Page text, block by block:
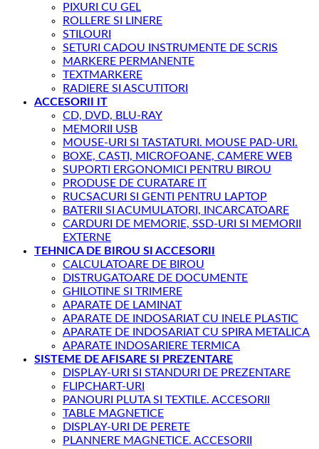
PIXURI CU GEL
ROLLERE SI LINERE
STILOURI
SETURI CADOU INSTRUMENTE DE SCRIS
MARKERE PERMANENTE
TEXTMARKERE
RADIERE SI ASCUTITORI
ACCESORII IT
CD, DVD, BLU-RAY
MEMORII USB
MOUSE-URI SI TASTATURI. MOUSE PAD-URI.
BOXE, CASTI, MICROFOANE, CAMERE WEB
SUPORTI ERGONOMICI PENTRU BIROU
PRODUSE DE CURATARE IT
RUCSACURI SI GENTI PENTRU LAPTOP
BATERII SI ACUMULATORI, INCARCATOARE
CARDURI DE MEMORIE, SSD-URI SI MEMORII
EXTERNE
TEHNICA DE BIROU SI ACCESORII
CALCULATOARE DE BIROU
DISTRUGATOARE DE DOCUMENTE
GHILOTINE SI TRIMERE
APARATE DE LAMINAT
APARATE DE INDOSARIAT CU INELE PLASTIC
APARATE DE INDOSARIAT CU SPIRA METALICA
APARATE INDOSARIERE TERMICA
SISTEME DE AFISARE SI PREZENTARE
DISPLAY-URI SI STANDURI DE PREZENTARE
FLIPCHART-URI
PANOURI PLUTA SI TEXTILE. ACCESORII
TABLE MAGNETICE
DISPLAY-URI DE PERETE
PLANNERE MAGNETICE. ACCESORII